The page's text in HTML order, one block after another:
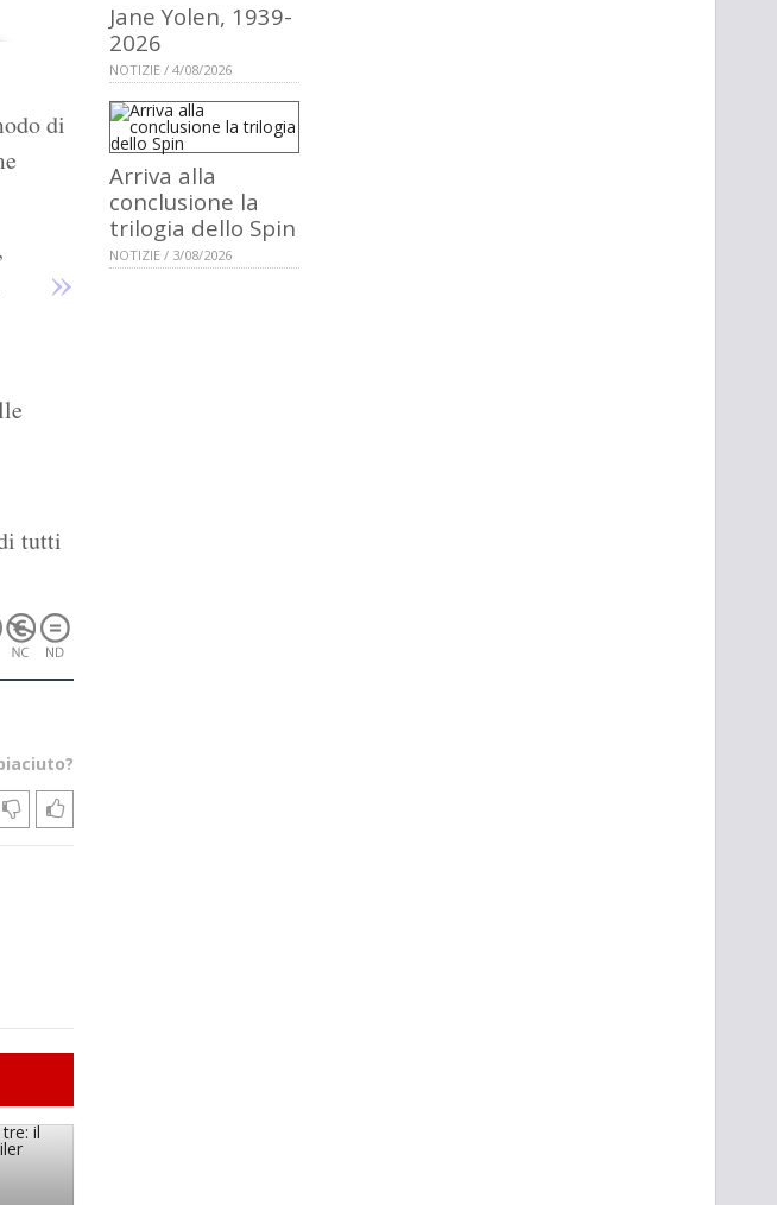
di
tutti
Jane Yolen, 1939-
2026
NOTIZIE / 4/08/2026
Arriva alla
conclusione la
trilogia dello Spin
NOTIZIE / 3/08/2026